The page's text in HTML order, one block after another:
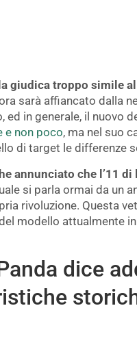
giudica troppo simile
sarà affiancato dalla
ed in generale, il nuovo
e non poco, ma nel suo
di target le differenze
annunciato che l’11
si parla ormai da un
rivoluzione. Questa
modello attualmente
dice